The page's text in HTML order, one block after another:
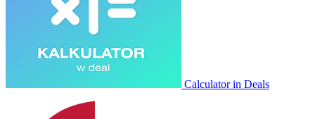
Calculator in Deals